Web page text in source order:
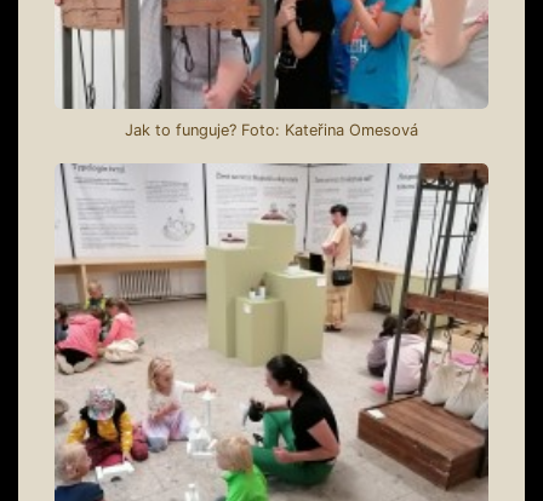
Jak to funguje? Foto: Kateřina Omesová